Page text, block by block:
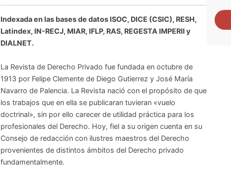
Indexada en las bases de datos ISOC, DICE (CSIC), RESH,
Latindex, IN-RECJ, MIAR, IFLP, RAS, REGESTA IMPERII y
DIALNET.
La Revista de Derecho Privado fue fundada en octubre de
1913 por Felipe Clemente de Diego Gutierrez y José María
Navarro de Palencia. La Revista nació con el propósito de que
los trabajos que en ella se publicaran tuvieran «vuelo
doctrinal», sin por ello carecer de utilidad práctica para los
profesionales del Derecho. Hoy, fiel a su origen cuenta en su
Consejo de redacción con ilustres maestros del Derecho
provenientes de distintos ámbitos del Derecho privado
fundamentalmente.